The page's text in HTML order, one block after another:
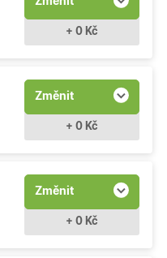
+ 0 Kč
Změnit
+ 0 Kč
Změnit
+ 0 Kč